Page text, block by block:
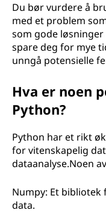
Du bør vurdere å
med et problem
som gode
spare deg for mye
unngå potensielle
Hva er noen
Python?
Python har et rikt
for vitenskapelig
dataanalyse.Noen
Numpy: Et
data.